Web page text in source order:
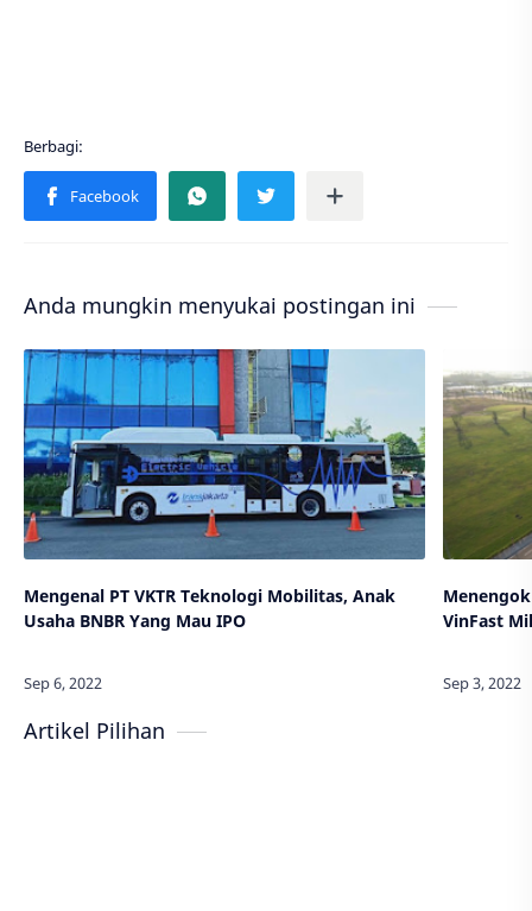
Anda mungkin menyukai postingan ini
Mengenal PT VKTR Teknologi Mobilitas, Anak
Usaha BNBR Yang Mau IPO
VinFast
Artikel Pilihan